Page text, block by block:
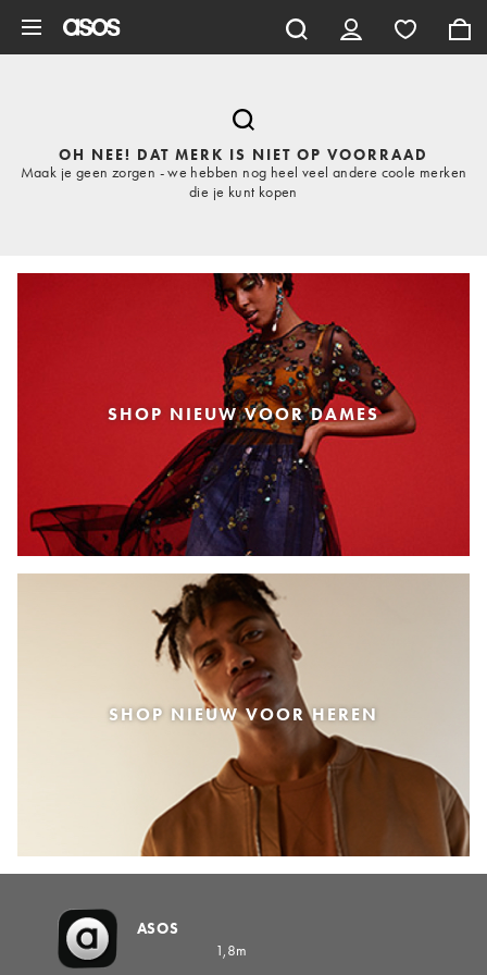
OH NEE! DAT MERK IS NIET OP VOORRAAD
Maak je geen zorgen - we hebben nog heel veel andere coole merken
die je kunt kopen
SHOP NIEUW VOOR DAMES
SHOP NIEUW VOOR HEREN
ASOS
1,8m